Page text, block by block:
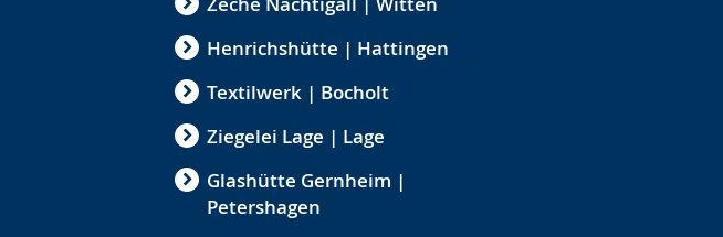
Henrichshütte | Hattingen
Textilwerk | Bocholt
Ziegelei Lage | Lage
Glashütte Gernheim |
Petershagen